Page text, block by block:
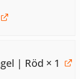
| Röd × 1